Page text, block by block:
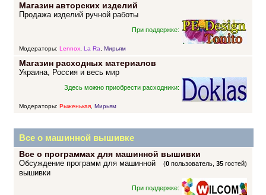
Магазин авторских изделий
Продажа изделий ручной работы
При поддержке:
Модераторы: Lennox, La Ra, Мирьям
Магазин расходных материалов
Украина, Россия и весь мир
Здесь можно приобрести расходники:
Модераторы: Рыженькая, Мирьям
Все о машинной вышивке
Все о программах для машинной вышивки
(0 пользователь,35 гостей)
Обсуждение программ для машинной
вышивки
При поддержке: